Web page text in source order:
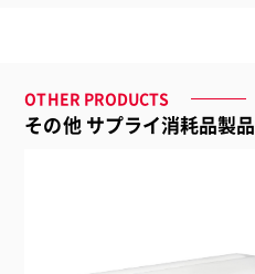
OTHER PRODUCTS
その他 サプライ消耗品製品